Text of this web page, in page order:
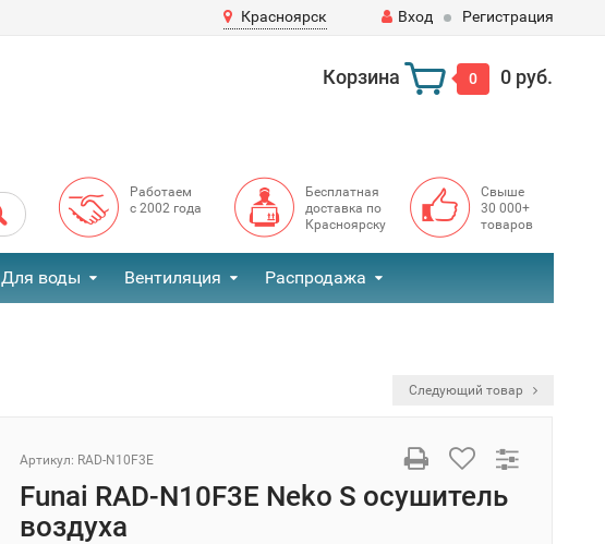
Красноярск Вход Регистрация
Корзина 0 0 руб.
Работаем
с 2002 года
Бесплатная
доставка по
Красноярску
Свыше
30 000+
товаров
Для воды Вентиляция Распродажа
Следующий товар
Артикул: RAD-N10F3E
Funai RAD-N10F3E Neko S осушитель
воздуха